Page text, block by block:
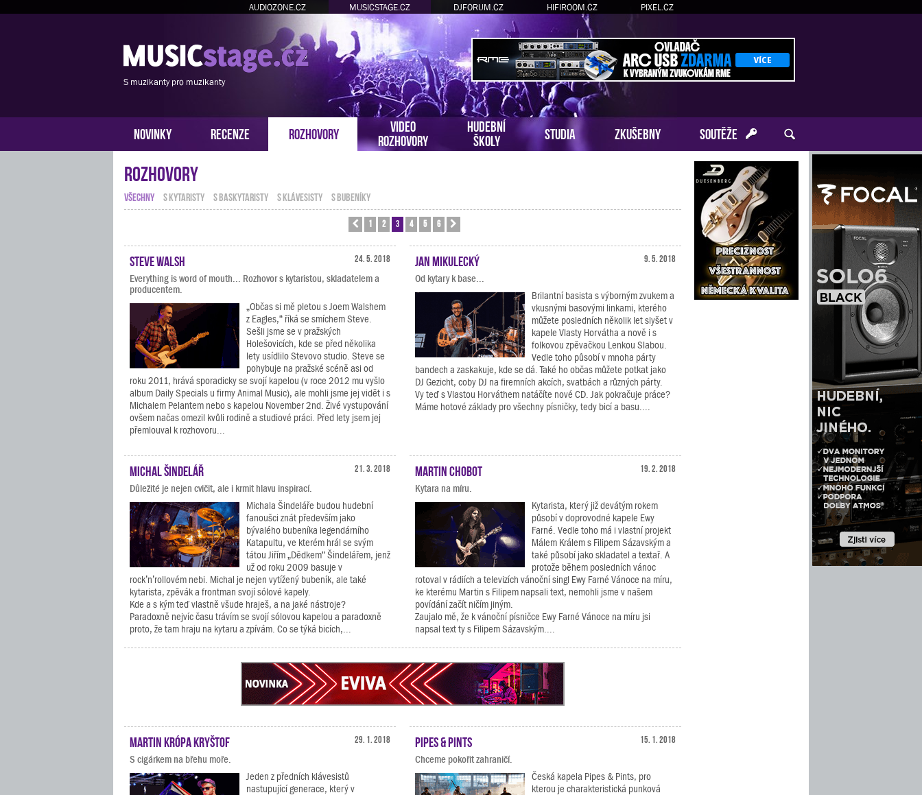
AUDIOZONE.CZ MUSICSTAGE.CZ DJFORUM.CZ HIFIROOM.CZ PIXEL.CZ
S muzikanty pro muzikanty
NOVINKY RECENZE ROZHOVORY
VIDEO
ROZHOVORY
HUDEBNÍ
ŠKOLY
STUDIA ZKUŠEBNY SOUTĚŽE
Rozhovory
VŠECHNY S KYTARISTY S BASKYTARISTY S KLÁVESISTY S BUBENÍKY
Předchozí
1 2 3 4 5 6
24. 5. 2018
Steve Walsh
Everything is word of mouth... Rozhovor s kytaristou, skladatelem a
producentem.
„Občas si mě pletou s Joem Walshem
z Eagles,“ říká se smíchem Steve.
Sešli jsme se v pražských
Holešovicích, kde se před několika
lety usídlilo Stevovo studio. Steve se
pohybuje na pražské scéně asi od
roku 2011, hrává sporadicky se svojí kapelou (v roce 2012 mu vyšlo
album Daily Specials u firmy Animal Music), ale mohli jsme jej vidět i s
Michalem Pelantem nebo s kapelou November 2nd. Živé vystupování
ovšem načas omezil kvůli rodině a studiové práci. Před lety jsem jej
přemlouval k rozhovoru...
9. 5. 2018
Jan Mikulecký
Od kytary k base...
Brilantní basista s výborným zvukem a
vkusnými basovými linkami, kterého
můžete posledních několik let slyšet v
kapele Vlasty Horvátha a nově i s
folkovou zpěvačkou Lenkou Slabou.
Vedle toho působí v mnoha párty
bandech a zaskakuje, kde se dá. Také ho občas můžete potkat jako
DJ Gezicht, coby DJ na firemních akcích, svatbách a různých párty.
Vy teď s Vlastou Horváthem natáčíte nové CD. Jak pokračuje práce?
Máme hotové základy pro všechny písničky, tedy bicí a basu....
21. 3. 2018
Michal Šindelář
Důležité je nejen cvičit, ale i krmit hlavu inspirací.
Michala Šindeláře budou hudební
fanoušci znát především jako
bývalého bubeníka legendárního
Katapultu, ve kterém hrál se svým
tátou Jiřím „Dědkem“ Šindelářem, jenž
už od roku 2009 basuje v
rock’n’rollovém nebi. Michal je nejen vytížený bubeník, ale také
kytarista, zpěvák a frontman svojí sólové kapely.
Kde a s kým teď vlastně všude hraješ, a na jaké nástroje?
Paradoxně nejvíc času trávím se svojí sólovou kapelou a paradoxně
proto, že tam hraju na kytaru a zpívám. Co se týká bicích,...
19. 2. 2018
Martin Chobot
Kytara na míru.
Kytarista, který již devátým rokem
působí v doprovodné kapele Ewy
Farné. Vedle toho má i vlastní projekt
Málem Králem s Filipem Sázavským a
také působí jako skladatel a textař. A
protože během posledních vánoc
rotoval v rádiích a televizích vánoční singl Ewy Farné Vánoce na míru,
ke kterému Martin s Filipem napsali text, nemohli jsme v našem
povídání začít ničím jiným.
Zaujalo mě, že k vánoční písničce Ewy Farné Vánoce na míru jsi
napsal text ty s Filipem Sázavským....
29. 1. 2018
Martin Krópa Kryštof
S cigárkem na břehu moře.
Jeden z předních klávesistů
nastupující generace, který v
15. 1. 2018
Pipes & Pints
Chceme pokořit zahraničí.
Česká kapela Pipes & Pints, pro
kterou je charakteristická punková